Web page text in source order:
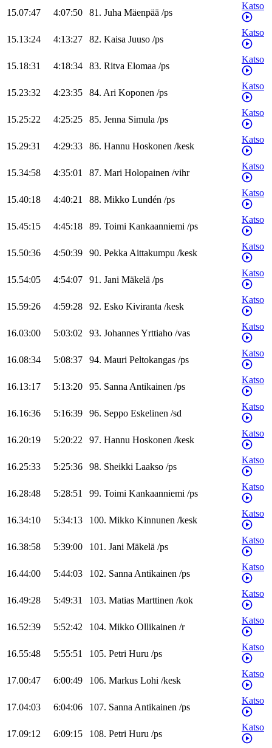
15.07:47 4:07:50 81. Juha Mäenpää /ps
Katso
15.13:24 4:13:27 82. Kaisa Juuso /ps
Katso
15.18:31 4:18:34 83. Ritva Elomaa /ps
Katso
15.23:32 4:23:35 84. Ari Koponen /ps
Katso
15.25:22 4:25:25 85. Jenna Simula /ps
Katso
15.29:31 4:29:33 86. Hannu Hoskonen /kesk
Katso
15.34:58 4:35:01 87. Mari Holopainen /vihr
Katso
15.40:18 4:40:21 88. Mikko Lundén /ps
Katso
15.45:15 4:45:18 89. Toimi Kankaanniemi /ps
Katso
15.50:36 4:50:39 90. PekkaAittakumpu /kesk
Katso
15.54:05 4:54:07 91. Jani Mäkelä /ps
Katso
15.59:26 4:59:28 92. Esko Kiviranta /kesk
Katso
16.03:00 5:03:02 93. JohannesYrttiaho /vas
Katso
16.08:34 5:08:37 94. Mauri Peltokangas /ps
Katso
16.13:17 5:13:20 95. SannaAntikainen /ps
Katso
16.16:36 5:16:39 96. Seppo Eskelinen /sd
Katso
16.20:19 5:20:22 97. Hannu Hoskonen /kesk
Katso
16.25:33 5:25:36 98. Sheikki Laakso /ps
Katso
16.28:48 5:28:51 99. Toimi Kankaanniemi /ps
Katso
16.34:10 5:34:13 100. Mikko Kinnunen /kesk
Katso
16.38:58 5:39:00 101. Jani Mäkelä /ps
Katso
16.44:00 5:44:03 102. SannaAntikainen /ps
Katso
16.49:28 5:49:31 103. Matias Marttinen /kok
Katso
16.52:39 5:52:42 104. Mikko Ollikainen /r
Katso
16.55:48 5:55:51 105. Petri Huru /ps
Katso
17.00:47 6:00:49 106. Markus Lohi /kesk
Katso
17.04:03 6:04:06 107. SannaAntikainen /ps
Katso
17.09:12 6:09:15 108. Petri Huru /ps
Katso